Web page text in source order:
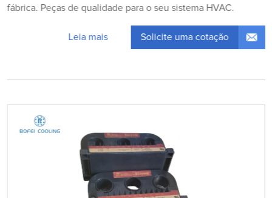
fábrica. Peças de qualidade para o seu sistema HVAC.
Leia mais Solicite uma cotação